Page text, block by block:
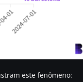
este fenômeno: